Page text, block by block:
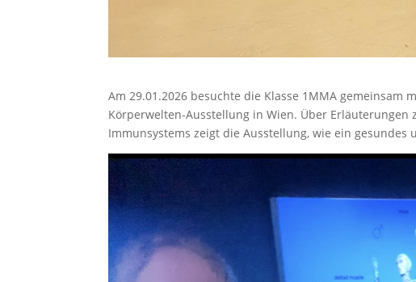
Am 29.01.2026 besuchte die Klasse 1MMA gemeinsam
Körperwelten-Ausstellung in Wien. Über Erläuterungen
Immunsystems zeigt die Ausstellung, wie ein